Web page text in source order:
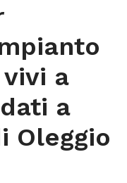
a
a
Oleggio